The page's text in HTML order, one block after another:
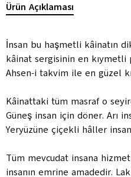
Ürün Açıklaması
İnsan bu haşmetli kâinatın
kâinat sergisinin en kıymetli
Ahsen-i takvim ile en güzel
Kâinattaki tüm masraf o
Güneş insan için döner. Arı
Yeryüzüne çiçekli hâller
Tüm mevcudat insana
insanın emrine amadedir.